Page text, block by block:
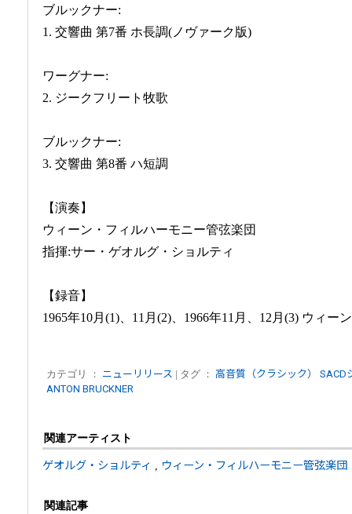
ブルックナー:
1. 交響曲 第7番 ホ長調(ノヴァーク版)
ワーグナー:
2. ジークフリート牧歌
ブルックナー:
3. 交響曲 第8番 ハ短調
【演奏】
ウィーン・フィルハーモニー管弦楽団
指揮:サー・ゲオルグ・ショルティ
【録音】
1965年10月(1)、11月(2)、1966年11月、12月(3) ウィー
カテゴリ ： ニューリリース | タグ ： 高音質（クラシック）
SACD
ANTON BRUCKNER
関連アーティスト
ゲオルグ・ショルティ ウィーン・フィルハーモニー管弦楽団
関連記事